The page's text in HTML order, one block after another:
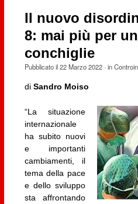
Il nuovo
8: mai più per
conchiglie
Pubblicato il22 Marzo 2022· in
di Sandro Moiso
“La situazione
internazionale
ha subito nuovi
e importanti
cambiamenti, il
tema della pace
e dello sviluppo
sta affrontando